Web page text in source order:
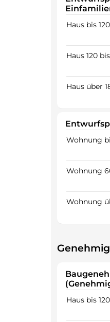
Haus bis
Haus 120
Haus über
Wohnung
Wohnung
Wohnung
Haus bis